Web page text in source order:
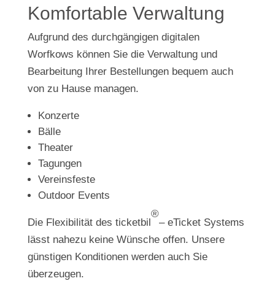
Komfortable Verwaltung
Aufgrund des durchgängigen digitalen
Worfkows können Sie die Verwaltung und
Bearbeitung Ihrer Bestellungen bequem auch
von zu Hause managen.
Konzerte
Bälle
Theater
Tagungen
Vereinsfeste
Outdoor Events
Die Flexibilität des ticketbil
®
– eTicket Systems
lässt nahezu keine Wünsche offen. Unsere
günstigen Konditionen werden auch Sie
überzeugen.